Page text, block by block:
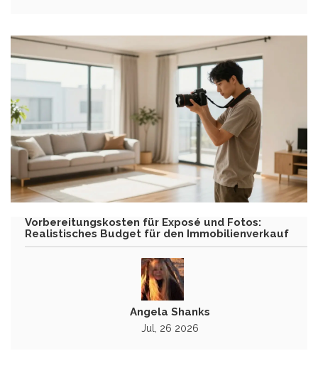
Vorbereitungskosten für Exposé und Fotos:
Realistisches Budget für den Immobilienverkauf
Angela Shanks
Jul, 26 2026